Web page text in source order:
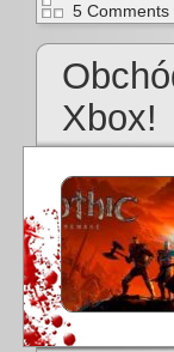
5 Comments
Xbox!